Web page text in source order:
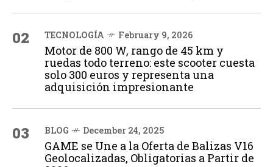
02 TECNOLOGÍA February 9, 2026
Motor de 800 W, rango de 45 km y
ruedas todo terreno: este scooter cuesta
solo 300 euros y representa una
adquisición impresionante
03 BLOG December 24, 2025
GAME se Une a la Oferta de Balizas V16
Geolocalizadas, Obligatorias a Partir de